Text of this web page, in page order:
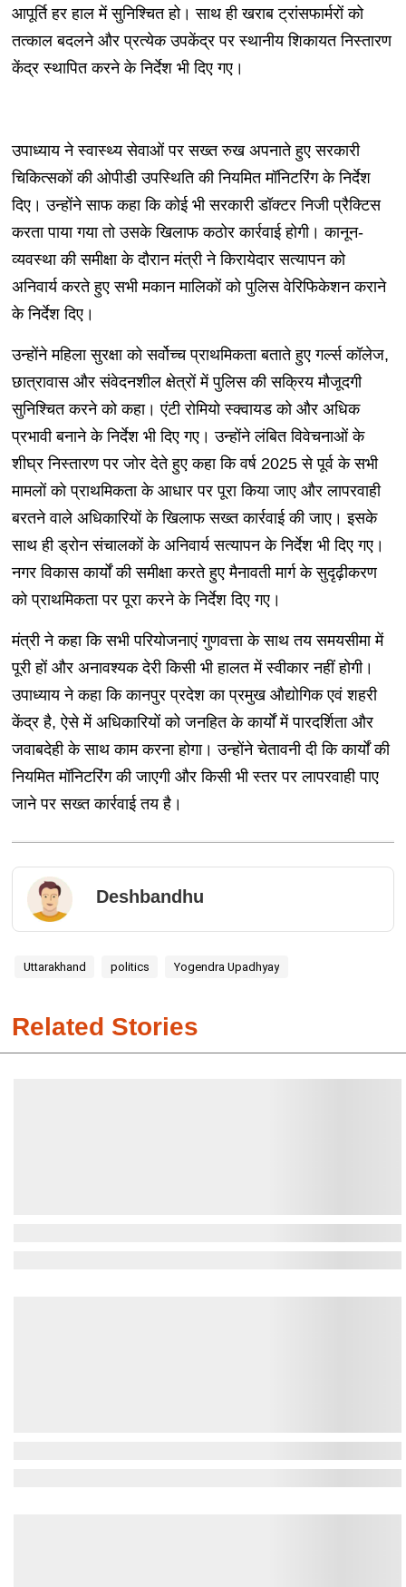
आपूर्ति हर हाल में सुनिश्चित हो। साथ ही खराब ट्रांसफार्मरों को
तत्काल बदलने और प्रत्येक उपकेंद्र पर स्थानीय शिकायत निस्तारण
केंद्र स्थापित करने के निर्देश भी दिए गए।
उपाध्याय ने स्वास्थ्य सेवाओं पर सख्त रुख अपनाते हुए सरकारी
चिकित्सकों की ओपीडी उपस्थिति की नियमित मॉनिटरिंग के निर्देश
दिए। उन्होंने साफ कहा कि कोई भी सरकारी डॉक्टर निजी प्रैक्टिस
करता पाया गया तो उसके खिलाफ कठोर कार्रवाई होगी। कानून-
व्यवस्था की समीक्षा के दौरान मंत्री ने किरायेदार सत्यापन को
अनिवार्य करते हुए सभी मकान मालिकों को पुलिस वेरिफिकेशन कराने
के निर्देश दिए।
उन्होंने महिला सुरक्षा को सर्वोच्च प्राथमिकता बताते हुए गर्ल्स कॉलेज,
छात्रावास और संवेदनशील क्षेत्रों में पुलिस की सक्रिय मौजूदगी
सुनिश्चित करने को कहा। एंटी रोमियो स्क्वायड को और अधिक
प्रभावी बनाने के निर्देश भी दिए गए। उन्होंने लंबित विवेचनाओं के
शीघ्र निस्तारण पर जोर देते हुए कहा कि वर्ष 2025 से पूर्व के सभी
मामलों को प्राथमिकता के आधार पर पूरा किया जाए और लापरवाही
बरतने वाले अधिकारियों के खिलाफ सख्त कार्रवाई की जाए। इसके
साथ ही ड्रोन संचालकों के अनिवार्य सत्यापन के निर्देश भी दिए गए।
नगर विकास कार्यों की समीक्षा करते हुए मैनावती मार्ग के सुदृढ़ीकरण
को प्राथमिकता पर पूरा करने के निर्देश दिए गए।
मंत्री ने कहा कि सभी परियोजनाएं गुणवत्ता के साथ तय समयसीमा में
पूरी हों और अनावश्यक देरी किसी भी हालत में स्वीकार नहीं होगी।
उपाध्याय ने कहा कि कानपुर प्रदेश का प्रमुख औद्योगिक एवं शहरी
केंद्र है, ऐसे में अधिकारियों को जनहित के कार्यों में पारदर्शिता और
जवाबदेही के साथ काम करना होगा। उन्होंने चेतावनी दी कि कार्यों की
नियमित मॉनिटरिंग की जाएगी और किसी भी स्तर पर लापरवाही पाए
जाने पर सख्त कार्रवाई तय है।
Deshbandhu
Uttarakhand politics Yogendra Upadhyay
Related Stories